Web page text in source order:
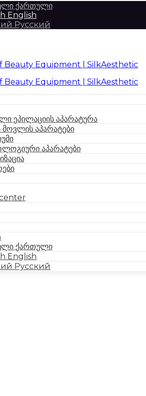
ქართული
English
Русский
ეპილაციის აპარატურა
მოვლის აპარატები
აპარატები
ქართული
English
Русский